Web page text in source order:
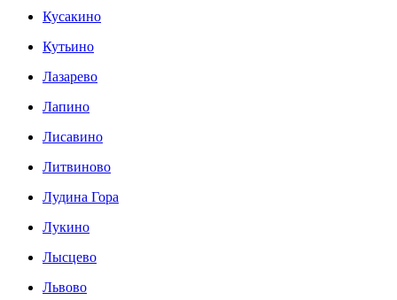
Кусакино
Кутьино
Лазарево
Лапино
Лисавино
Литвиново
Лудина Гора
Лукино
Лысцево
Львово